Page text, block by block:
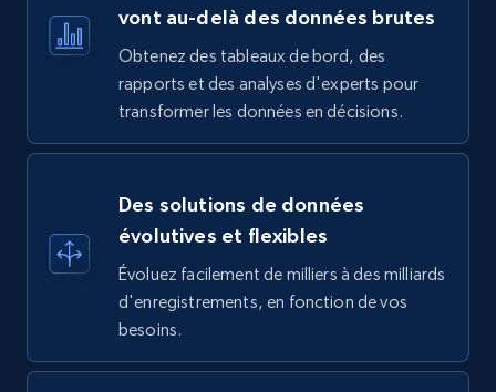
vont au-delà des données brutes
Obtenez des tableaux de bord, des
rapports et des analyses d'experts pour
transformer les données en décisions.
Des solutions de données
évolutives et flexibles
Évoluez facilement de milliers à des milliards
d'enregistrements, en fonction de vos
besoins.